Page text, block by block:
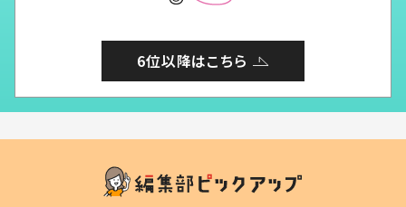
6位以降はこちら